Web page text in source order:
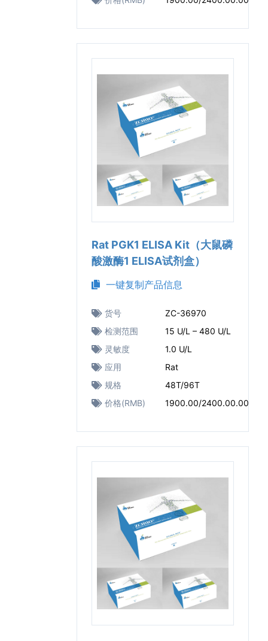
Rat PGK1 ELISA Kit（大鼠磷
酸激酶1 ELISA试剂盒）
一键复制产品信息
货号
ZC-36970
检测范围
15 U/L – 480 U/L
灵敏度
1.0 U/L
应用
Rat
规格
48T/96T
价格(RMB)
1900.00/2400.00.00